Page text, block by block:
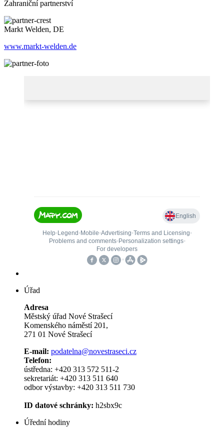
Zahraniční partnerství
Markt Welden, DE
www.markt-welden.de
Úřad
Adresa
Městský úřad Nové Strašecí
Komenského náměstí 201,
271 01 Nové Strašecí
E-mail: podatelna@novestraseci.cz
Telefon:
ústředna: +420 313 572 511-2
sekretariát: +420 313 511 640
odbor výstavby: +420 313 511 730
ID datové schránky: h2sbx9c
Úřední hodiny